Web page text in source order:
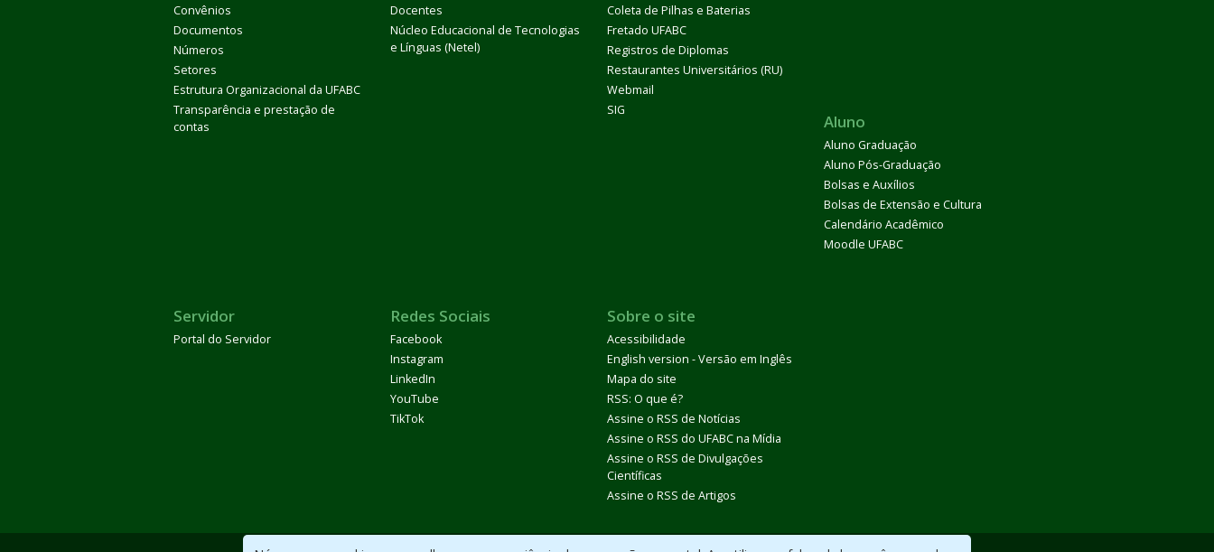
Convênios
Documentos
Números
Setores
Estrutura Organizacional da UFABC
Transparência e prestação de
contas
Docentes
Núcleo Educacional de Tecnologias
e Línguas (Netel)
Coleta de Pilhas e Baterias
Fretado UFABC
Registros de Diplomas
Restaurantes Universitários (RU)
Webmail
SIG
Aluno
Aluno Graduação
Aluno Pós-Graduação
Bolsas e Auxílios
Bolsas de Extensão e Cultura
Calendário Acadêmico
Moodle UFABC
Servidor
Portal do Servidor
Redes Sociais
Facebook
Instagram
LinkedIn
YouTube
TikTok
Sobre o site
Acessibilidade
English version - Versão em Inglês
Mapa do site
RSS: O que é?
Assine o RSS de Notícias
Assine o RSS do UFABC na Mídia
Assine o RSS de Divulgações
Científicas
Assine o RSS de Artigos